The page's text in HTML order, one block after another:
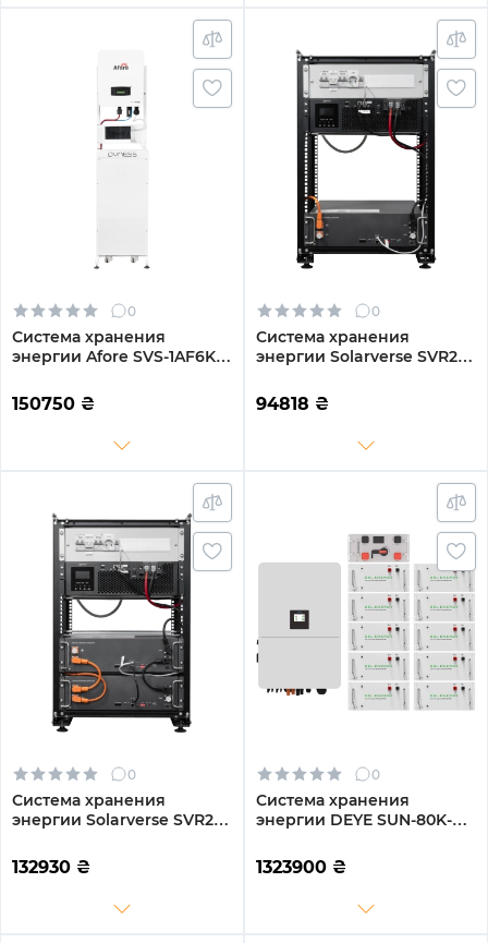
0
Система хранения
энергии Afore SVS-1AF6K1-
1BAT LiFePO4 6000 циклов
(SVS-1AF6K1-LDY14.34K1-1)
150750 ₴
0
Система хранения
энергии Solarverse SVR20-
5.1kWh 1BAT LiFePO4 6000
циклов (SVR20-1SV5K1-
94818 ₴
0
Система хранения
энергии Solarverse SVR20-
10.2kWh 2BAT LiFePO4
6000 циклов (SVR20-
132930 ₴
0
Система хранения
энергии DEYE SUN-80K-
160.8kWh 1BAT LiFePO4
≥10000 циклов (SV-
1323900 ₴